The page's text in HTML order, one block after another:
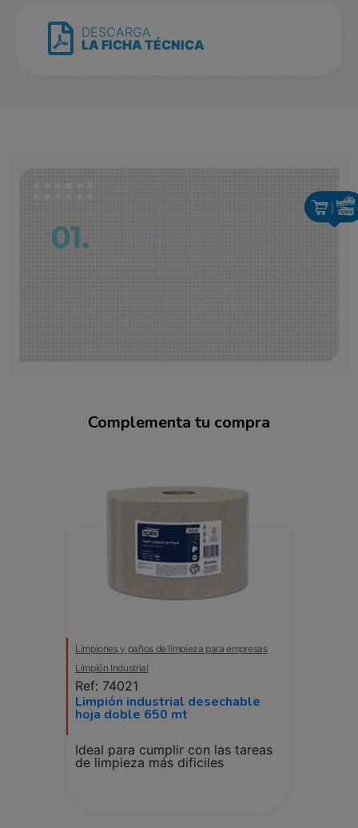
DESCARGA
LA FICHA TÉCNICA
Complementa tu compra
Limpiones y paños de limpieza para empresas
Limpión Industrial
Ref: 74021
Limpión industrial desechable
hoja doble 650 mt
Ideal para cumplir con las tareas
de limpieza más dificiles